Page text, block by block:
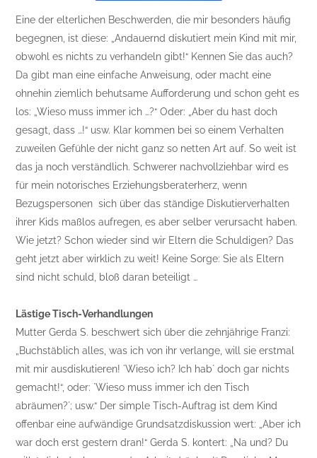
Eine der elterlichen Beschwerden, die mir besonders häufig
begegnen, ist diese: „Andauernd diskutiert mein Kind mit mir,
obwohl es nichts zu verhandeln gibt!“ Kennen Sie das auch?
Da gibt man eine einfache Anweisung, oder macht eine
ohnehin ziemlich behutsame Aufforderung und schon geht es
los: „Wieso muss immer ich …?“ Oder: „Aber du hast doch
gesagt, dass …!“ usw. Klar kommen bei so einem Verhalten
zuweilen Gefühle der nicht ganz so netten Art auf. So weit ist
das ja noch verständlich. Schwerer nachvollziehbar wird es
für mein notorisches Erziehungsberaterherz, wenn
Bezugspersonen sich über das ständige Diskutierverhalten
ihrer Kids maßlos aufregen, es aber selber verursacht haben.
Wie jetzt? Schon wieder sind wir Eltern die Schuldigen? Das
geht jetzt aber wirklich zu weit! Keine Sorge: Sie als Eltern
sind nicht schuld, bloß daran beteiligt …
Lästige Tisch-Verhandlungen
Mutter Gerda S. beschwert sich über die zehnjährige Franzi:
„Buchstäblich alles, was ich von ihr verlange, will sie erstmal
mit mir ausdiskutieren! ´Wieso ich? Ich hab´ doch gar nichts
gemacht!“, oder: `Wieso muss immer ich den Tisch
abräumen?´; usw.“ Der simple Tisch-Auftrag ist dem Kind
offenbar eine aufwändige Grundsatzdiskussion wert: „Aber ich
war doch erst gestern dran!“ Gerda S. kontert: „Na und? Du